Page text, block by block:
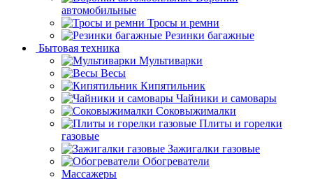
автомобильные
Тросы и ремни
Резинки багажные
Бытовая техника
Мультиварки
Весы
Кипятильник
Чайники и самовары
Соковыжималки
Плиты и горелки
газовые
Зажигалки газовые
Обогреватели
Массажеры